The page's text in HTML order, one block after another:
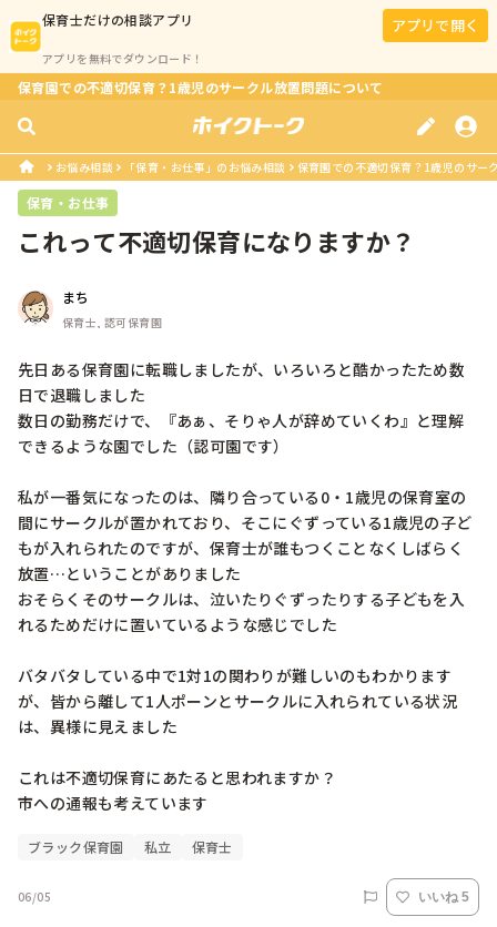
保育士だけの相談アプリ
アプリを無料でダウンロード！
アプリで開く
保育園での不適切保育？1歳児のサークル放置問題について
お悩み相談 「保育・お仕事」のお悩み相談 保育園での不適切保育？1歳児のサー
保育・お仕事
これって不適切保育になりますか？
まち
保育士, 認可保育園
先日ある保育園に転職しましたが、いろいろと酷かったため数
日で退職しました
数日の勤務だけで、『あぁ、そりゃ人が辞めていくわ』と理解
できるような園でした（認可園です）
私が一番気になったのは、隣り合っている0・1歳児の保育室の
間にサークルが置かれており、そこにぐずっている1歳児の子ど
もが入れられたのですが、保育士が誰もつくことなくしばらく
放置…ということがありました
おそらくそのサークルは、泣いたりぐずったりする子どもを入
れるためだけに置いているような感じでした
バタバタしている中で1対1の関わりが難しいのもわかります
が、皆から離して1人ポーンとサークルに入れられている状況
は、異様に見えました
これは不適切保育にあたると思われますか？
ブラック保育園 私立 保育士
06/05 いいね 5